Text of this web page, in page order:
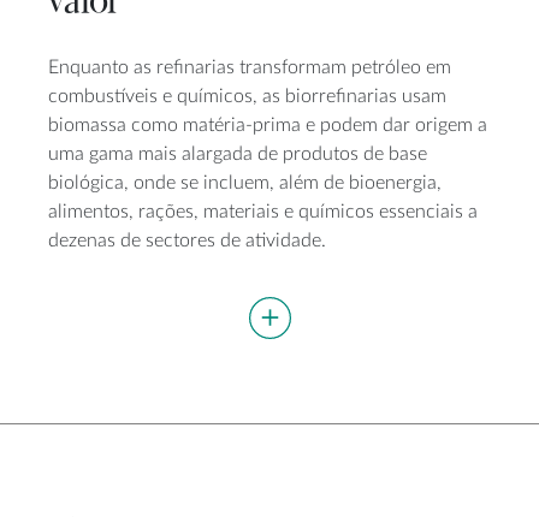
Enquanto as refinarias transformam petróleo em
combustíveis e químicos, as biorrefinarias usam
biomassa como matéria-prima e podem dar origem a
uma gama mais alargada de produtos de base
biológica, onde se incluem, além de bioenergia,
alimentos, rações, materiais e químicos essenciais a
dezenas de sectores de atividade.